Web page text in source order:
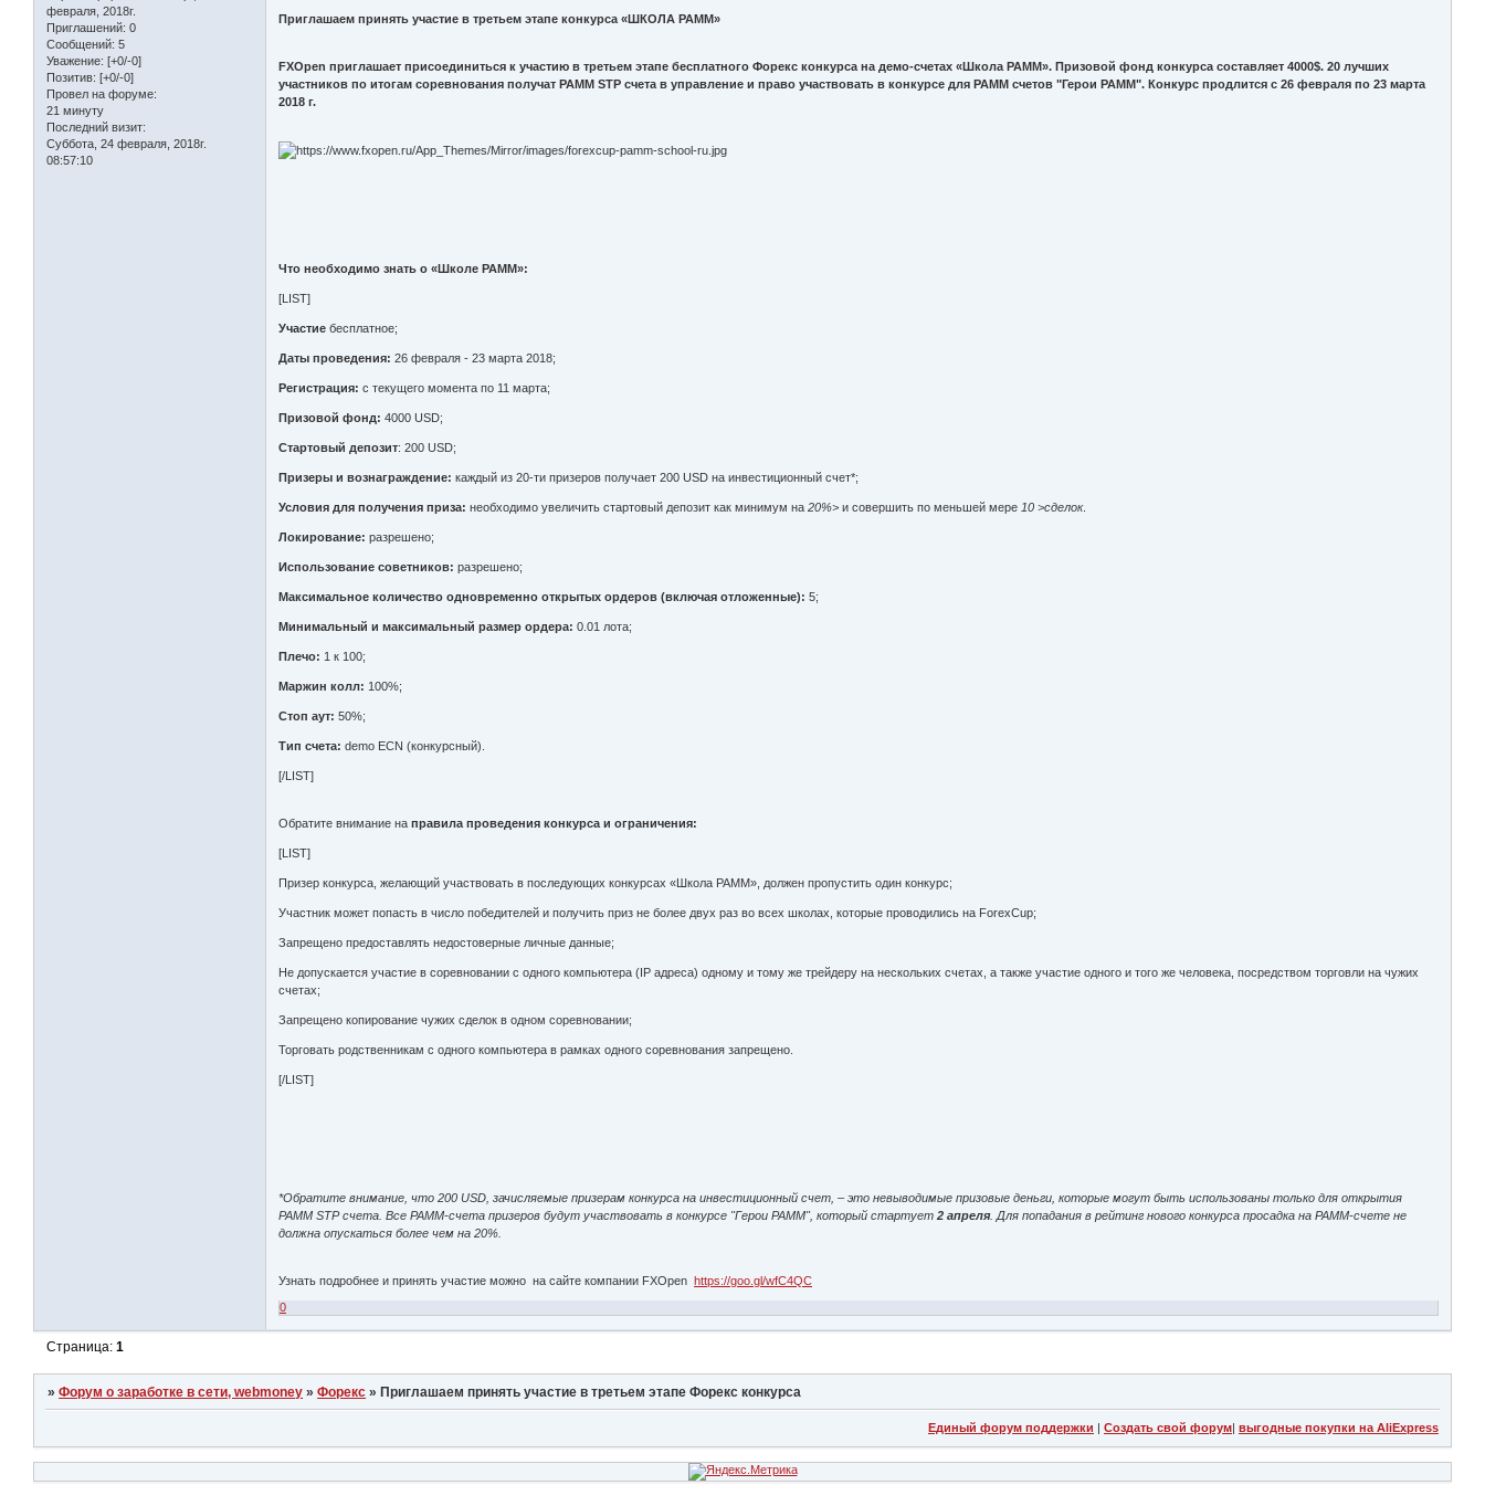
февраля, 2018г.
Приглашений: 0
Сообщений: 5
Уважение: [+0/-0]
Позитив: [+0/-0]
Провел на форуме:
21 минуту
Последний визит:
Суббота, 24 февраля, 2018г.
08:57:10
Приглашаем принять участие в третьем этапе конкурса «ШКОЛА PAMM»
FXOpen приглашает присоединиться к участию в третьем этапе бесплатного Форекс конкурса на демо-счетах «Школа PAMM». Призовой фонд конкурса составляет 4000$. 20 лучших
участников по итогам соревнования получат PAMM STP счета в управление и право участвовать в конкурсе для PAMM счетов "Герои PAMM". Конкурс продлится с 26 февраля по 23 марта
2018 г.
Что необходимо знать о «Школе PAMM»:
[LIST]
Участие бесплатное;
Даты проведения: 26 февраля - 23 марта 2018;
Регистрация: с текущего момента по 11 марта;
Призовой фонд: 4000 USD;
Стартовый депозит: 200 USD;
Призеры и вознаграждение: каждый из 20-ти призеров получает 200 USD на инвестиционный счет*;
Условия для получения приза: необходимо увеличить стартовый депозит как минимум на20%>и совершить по меньшей мере 10 >сделок.
Локирование: разрешено;
Использование советников: разрешено;
Максимальное количество одновременно открытых ордеров (включая отложенные): 5;
Минимальный и максимальный размер ордера: 0.01 лота;
Плечо: 1 к 100;
Маржин колл: 100%;
Стоп аут: 50%;
Тип счета:demo ECN (конкурсный).
[/LIST]
Обратите внимание направила проведения конкурса и ограничения:
[LIST]
Призер конкурса, желающий участвовать в последующих конкурсах «Школа PAMM», должен пропустить один конкурс;
Участник может попасть в число победителей и получить приз не более двух раз во всех школах, которые проводились на ForexCup;
Запрещено предоставлять недостоверные личные данные;
Не допускается участие в соревновании с одного компьютера (IP адреса) одному и тому же трейдеру на нескольких счетах, а также участие одного и того же человека, посредством торговли на чужих
счетах;
Запрещено копирование чужих сделок в одном соревновании;
Торговать родственникам с одного компьютера в рамках одного соревнования запрещено.
[/LIST]
*Обратите внимание, что 200 USD, зачисляемые призерам конкурса на инвестиционный счет, – это невыводимые призовые деньги, которые могут быть использованы только для открытия
PAMM STP счета. Все PAMM-счета призеров будут участвовать в конкурсе "Герои PAMM", который стартует2 апреля. Для попадания в рейтинг нового конкурса просадка на PAMM-счете не
должна опускаться более чем на 20%.
Узнать подробнее и принять участие можно на сайте компании FXOpenhttps://goo.gl/wfC4QC
0
Страница:1
»Форум о заработке в сети, webmoney »Форекс » Приглашаем принять участие в третьем этапе Форекс конкурса
Единый форум поддержки | Создать свой форум| выгодные покупки на AliExpress